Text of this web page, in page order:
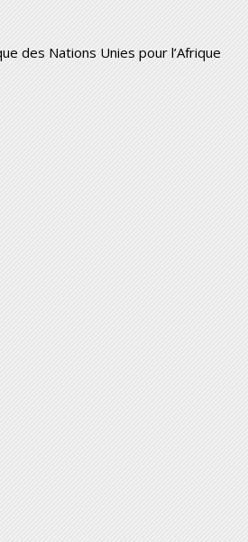
des Nations Unies pour l’Afrique